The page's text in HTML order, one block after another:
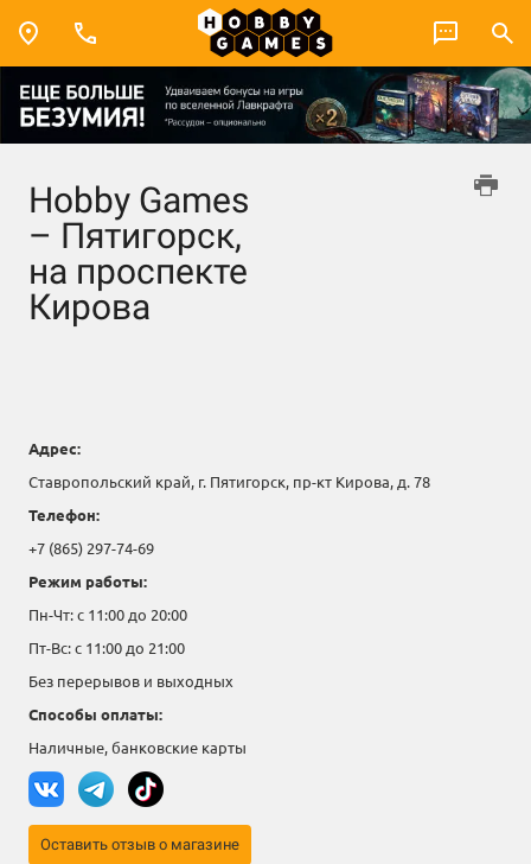
Hobby Games
– Пятигорск,
на проспекте
Кирова
Адрес:
Ставропольский край, г. Пятигорск, пр-кт Кирова, д. 78
Телефон:
+7 (865) 297-74-69
Режим работы:
Пн-Чт: с 11:00 до 20:00
Пт-Вс: с 11:00 до 21:00
Без перерывов и выходных
Способы оплаты:
Наличные, банковские карты
Оставить отзыв о магазине